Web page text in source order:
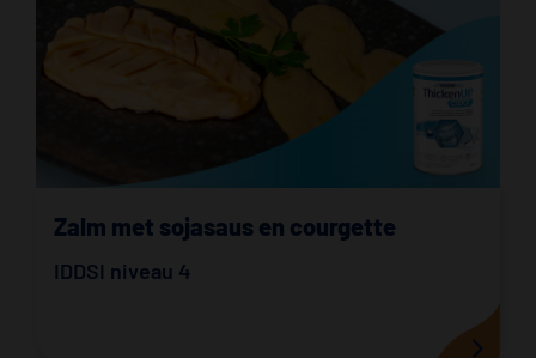
Zalm met sojasaus en courgette
IDDSI niveau 4